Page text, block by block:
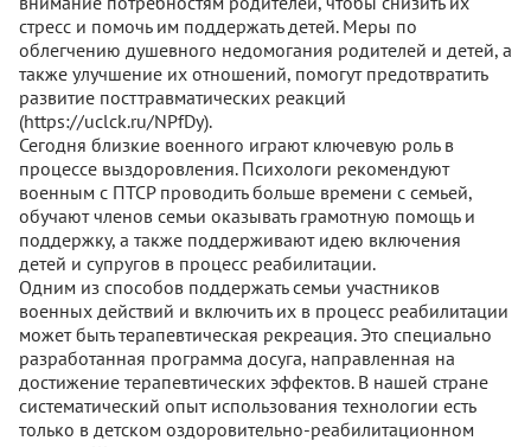
стресс и помочь им поддержать детей. Меры по
облегчению душевного недомогания родителей и детей, а
также улучшение их отношений, помогут предотвратить
развитие посттравматических реакций
(https://uclck.ru/NPfDy).
Сегодня близкие военного играют ключевую роль в
процессе выздоровления. Психологи рекомендуют
военным с ПТСР проводить больше времени с семьей,
обучают членов семьи оказывать грамотную помощь и
поддержку, а также поддерживают идею включения
детей и супругов в процесс реабилитации.
Одним из способов поддержать семьи участников
военных действий и включить их в процесс реабилитации
может быть терапевтическая рекреация. Это специально
разработанная программа досуга, направленная на
достижение терапевтических эффектов. В нашей стране
систематический опыт использования технологии есть
только в детском оздоровительно-реабилитационном